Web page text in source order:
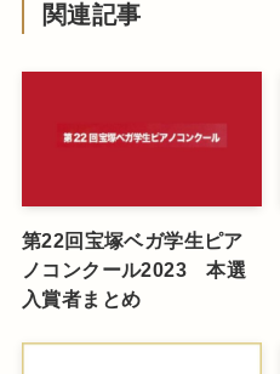
関連記事
第22回宝塚ベガ学生ピア
ノコンクール2023 本選
入賞者まとめ